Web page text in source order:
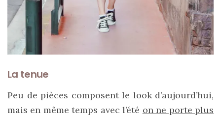
La tenue
Peu de pièces composent le look d’aujourd’hui,
mais en même temps avec l’été on ne porte plus